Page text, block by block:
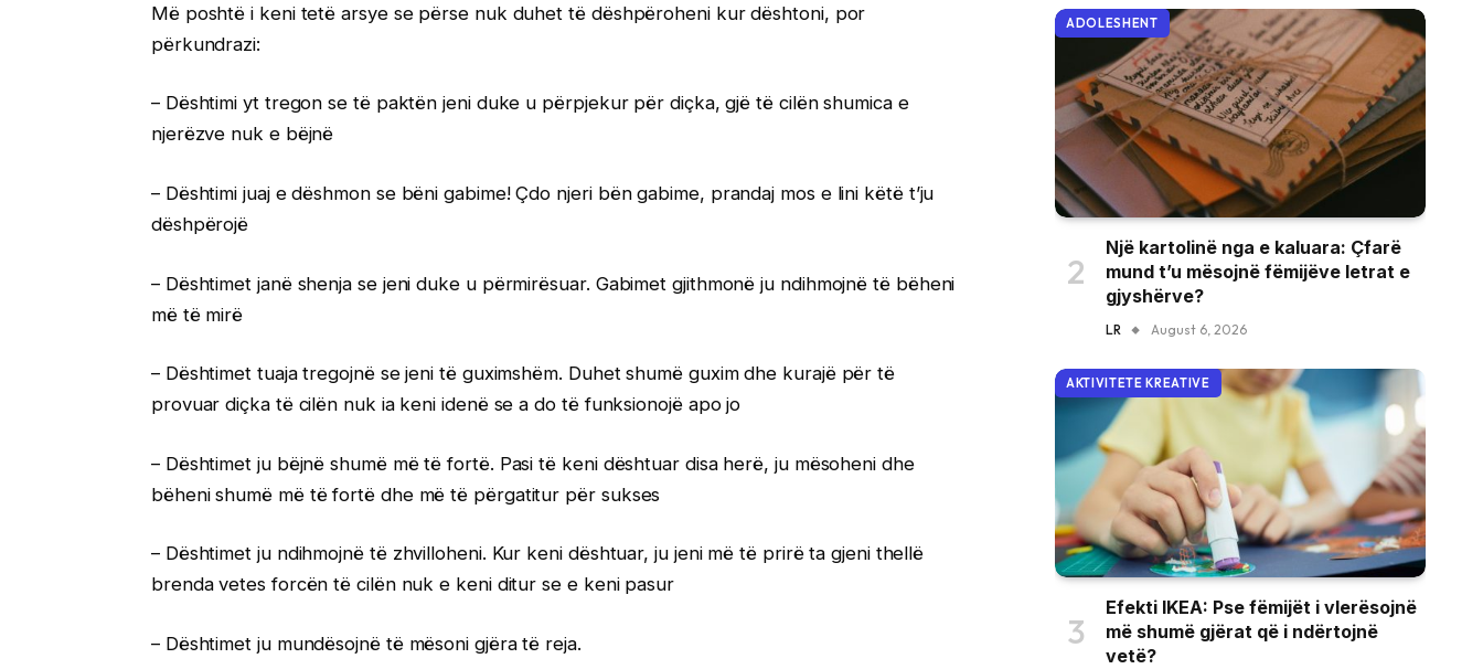
Më poshtë i keni tetë arsye se përse nuk duhet të dëshpëroheni kur dështoni, por
përkundrazi:
– Dështimi yt tregon se të paktën jeni duke u përpjekur për diçka, gjë të cilën shumica e
njerëzve nuk e bëjnë
– Dështimi juaj e dëshmon se bëni gabime! Çdo njeri bën gabime, prandaj mos e lini këtë t’ju
dëshpërojë
– Dështimet janë shenja se jeni duke u përmirësuar. Gabimet gjithmonë ju ndihmojnë të bëheni
më të mirë
– Dështimet tuaja tregojnë se jeni të guximshëm. Duhet shumë guxim dhe kurajë për të
provuar diçka të cilën nuk ia keni idenë se a do të funksionojë apo jo
– Dështimet ju bëjnë shumë më të fortë. Pasi të keni dështuar disa herë, ju mësoheni dhe
bëheni shumë më të fortë dhe më të përgatitur për sukses
– Dështimet ju ndihmojnë të zhvilloheni. Kur keni dështuar, ju jeni më të prirë ta gjeni thellë
brenda vetes forcën të cilën nuk e keni ditur se e keni pasur
– Dështimet ju mundësojnë të mësoni gjëra të reja.
ADOLESHENT
Një kartolinë nga e kaluara: Çfarë
mund t’u mësojnë fëmijëve letrat e
gjyshërve?
LR August 6, 2026
AKTIVITETE KREATIVE
Efekti IKEA: Pse fëmijët i vlerësojnë
më shumë gjërat që i ndërtojnë
vetë?